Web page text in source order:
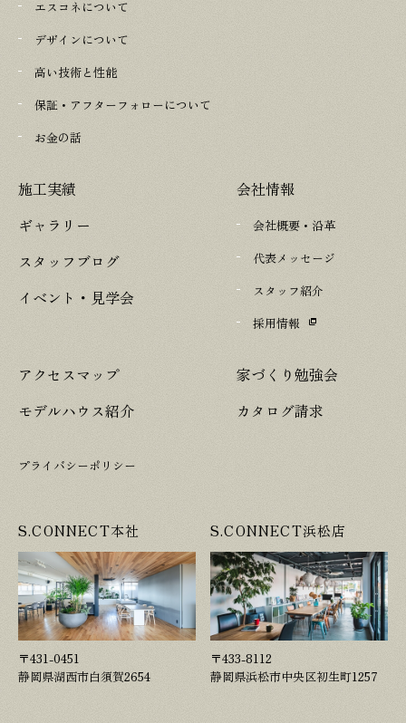
エスコネについて
デザインについて
高い技術と性能
保証・アフターフォローについて
お金の話
施工実績
ギャラリー
スタッフブログ
イベント・見学会
会社情報
会社概要・沿革
代表メッセージ
スタッフ紹介
採用情報
アクセスマップ
モデルハウス紹介
家づくり勉強会
カタログ請求
プライバシーポリシー
S.CONNECT本社
〒431-0451
静岡県湖西市白須賀2654
S.CONNECT浜松店
〒433-8112
静岡県浜松市中央区初生町1257